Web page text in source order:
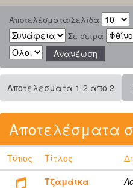
Αποτελέσματα/Σελίδα
Σε σειρά
Αποτελέσματα 1-2 από 2
Αποτελέσματα
Τύπος Τίτλος
Τζαμάικα